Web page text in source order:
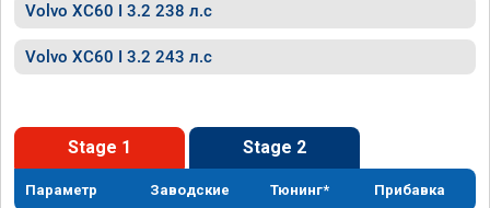
Volvo XC60 I 3.2 238 л.с
Volvo XC60 I 3.2 243 л.с
Stage 1 Stage 2
Параметр Заводские Тюнинг* Прибавка